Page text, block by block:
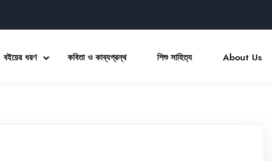
বইয়ের ধরণ কবিতা ও কাব্যগ্রন্থ শিশু সাহিত্য About Us